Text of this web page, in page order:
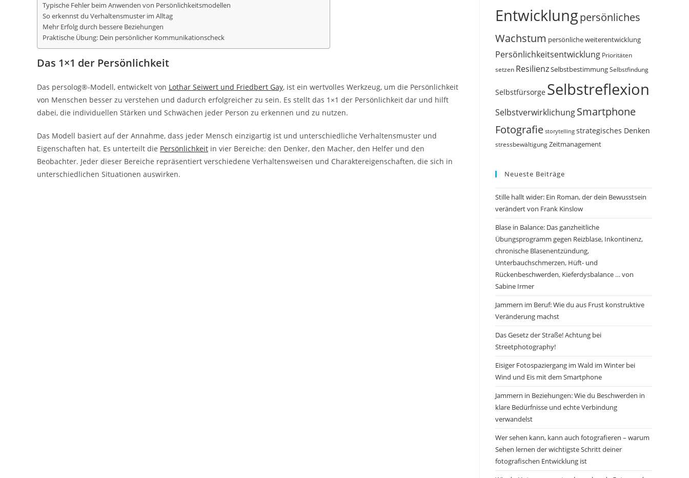
Typische Fehler beim Anwenden von Persönlichkeitsmodellen
So erkennst du Verhaltensmuster im Alltag
Mehr Erfolg durch bessere Beziehungen
Praktische Übung: Dein persönlicher Kommunikationscheck
Das 1×1 der Persönlichkeit
Das persolog®-Modell, entwickelt von Lothar Seiwert und Friedbert Gay, ist ein wertvolles Werkzeug, um die Persönlichkeit
von Menschen besser zu verstehen und dadurch erfolgreicher zu sein. Es stellt das 1×1 der Persönlichkeit dar und hilft
dabei, die individuellen Stärken und Schwächen jeder Person zu erkennen und zu nutzen.
Das Modell basiert auf der Annahme, dass jeder Mensch einzigartig ist und unterschiedliche Verhaltensmuster und
Eigenschaften hat. Es unterteilt die Persönlichkeit in vier Bereiche: den Denker, den Macher, den Helfer und den
Beobachter. Jeder dieser Bereiche repräsentiert verschiedene Verhaltensweisen und Charaktereigenschaften, die sich in
unterschiedlichen Situationen auswirken.
Entwicklungpersönliches
Wachstum persönliche weiterentwicklung
Persönlichkeitsentwicklung Prioritäten
setzen ResilienzSelbstbestimmungSelbstfindung
Selbstfürsorge Selbstreflexion
SelbstverwirklichungSmartphone
Fotografie storytelling strategisches Denken
stressbewältigung Zeitmanagement
Neueste Beiträge
Stille hallt wider: Ein Roman, der dein Bewusstsein
verändert von Frank Kinslow
Blase in Balance: Das ganzheitliche
Übungsprogramm gegen Reizblase, Inkontinenz,
chronische Blasenentzündung,
Unterbauchschmerzen, Hüft- und
Rückenbeschwerden, Kieferdysbalance … von
Sabine Irmer
Jammern im Beruf: Wie du aus Frust konstruktive
Veränderung machst
Das Gesetz der Straße! Achtung bei
Streetphotography!
Eisiger Fotospaziergang im Wald im Winter bei
Wind und Eis mit dem Smartphone
Jammern in Beziehungen: Wie du Beschwerden in
klare Bedürfnisse und echte Verbindung
verwandelst
Wer sehen kann, kann auch fotografieren – warum
Sehen lernen der wichtigste Schritt deiner
fotografischen Entwicklung ist